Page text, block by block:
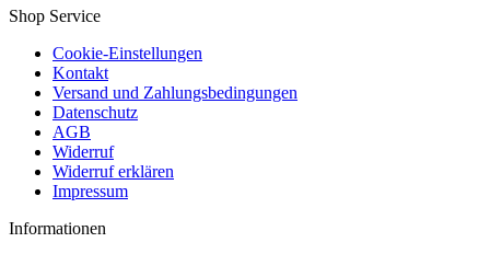
Shop Service
Cookie-Einstellungen
Kontakt
Versand und Zahlungsbedingungen
Datenschutz
AGB
Widerruf
Widerruf erklären
Impressum
Informationen